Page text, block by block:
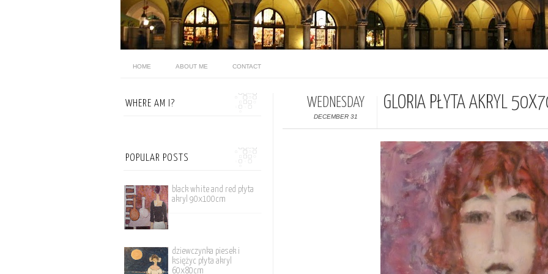
HOME ABOUT ME CONTACT
WEDNESDAY
DECEMBER 31
GLORIA PŁYTA AKRYL
WHERE AM I?
POPULAR POSTS
black white and red płyta
akryl 90x100cm
dziewczynka piesek i
księżyc płyta akryl
60x80cm